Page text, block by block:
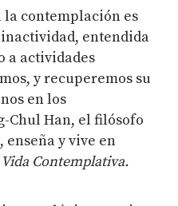
contemplación es
entendida
a actividades
y recuperemos su
en los
Chul Han, el filósofo
enseña y vive en
Contemplativa.